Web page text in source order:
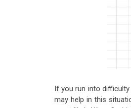
If you run into difficulty
may help in this